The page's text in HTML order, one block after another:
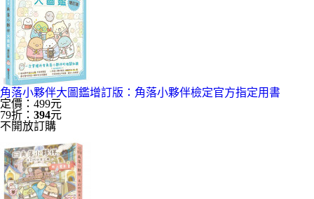
角落小夥伴大圖鑑增訂版：角落小夥伴檢定官方指定用書
定價：499元
79折： 394元
不開放訂購